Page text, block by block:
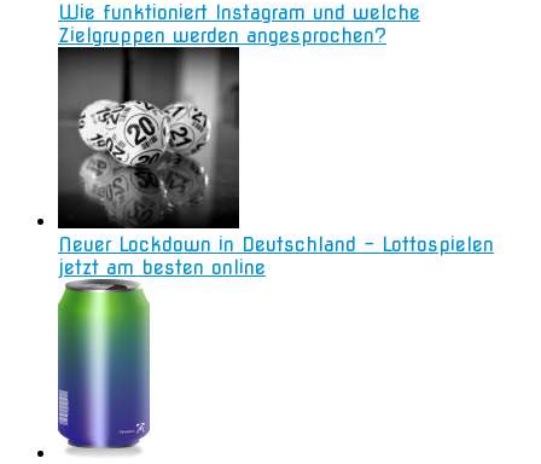
Wie funktioniert Instagram und welche
Zielgruppen werden angesprochen?
Neuer Lockdown in Deutschland – Lottospielen
jetzt am besten online